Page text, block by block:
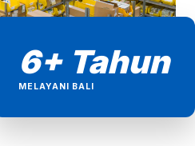
6+ Tahun
MELAYANI BALI